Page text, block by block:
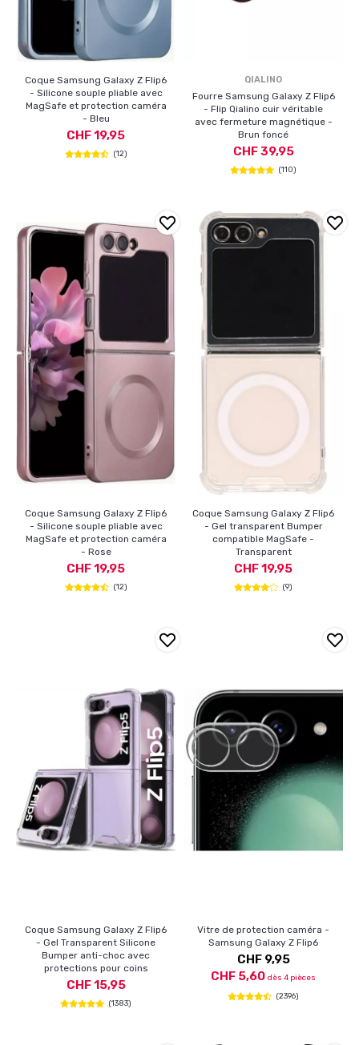
Coque Samsung Galaxy Z Flip6
- Silicone souple pliable avec
MagSafe et protection caméra
- Bleu
CHF 19,95
(12)
QIALINO
Fourre Samsung Galaxy Z Flip6
- Flip Qialino cuir véritable
avec fermeture magnétique -
Brun foncé
CHF 39,95
(110)
Coque Samsung Galaxy Z Flip6
- Silicone souple pliable avec
MagSafe et protection caméra
- Rose
CHF 19,95
(12)
Coque Samsung Galaxy Z Flip6
- Gel transparent Bumper
compatible MagSafe -
Transparent
CHF 19,95
(9)
Coque Samsung Galaxy Z Flip6
- Gel Transparent Silicone
Bumper anti-choc avec
protections pour coins
CHF 15,95
(1383)
Vitre de protection caméra -
Samsung Galaxy Z Flip6
CHF 9,95
CHF 5,60 dès 4 pièces
(2396)